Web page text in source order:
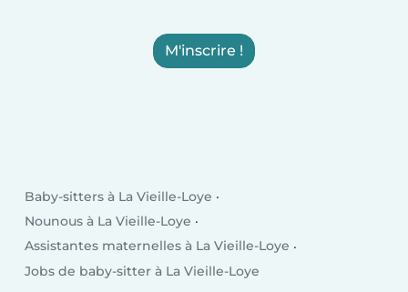
M'inscrire !
Baby-sitters à La Vieille-Loye
Nounous à La Vieille-Loye
Assistantes maternelles à La Vieille-Loye
Jobs de baby-sitter à La Vieille-Loye